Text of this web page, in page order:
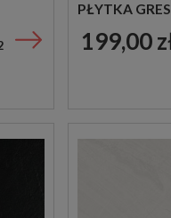
PŁYTKA
199,00